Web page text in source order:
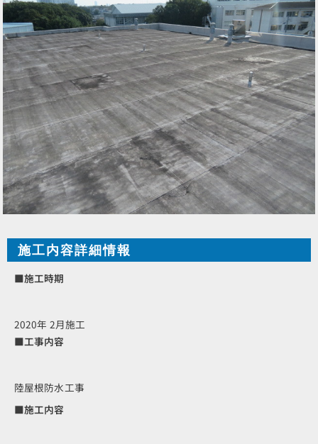
施工内容詳細情報
■施工時期
2020年 2月施工
■工事内容
陸屋根防水工事
■施工内容